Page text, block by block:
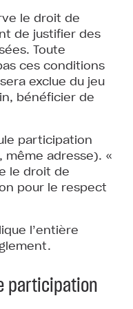
le droit de
de justifier des
Toute
ces conditions
exclue du jeu
bénéficier de
participation
adresse). «
le droit de
pour le respect
l’entière
participation